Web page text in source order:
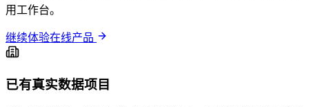
用工作台。
继续体验在线产品
已有真实数据项目